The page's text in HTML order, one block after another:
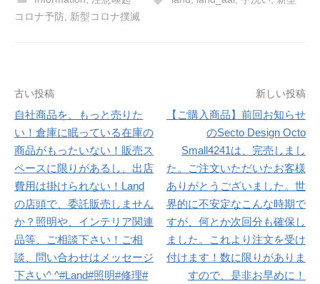
コロナ予防 新型コロナ撲滅
投
稿
ナ
ビ
ゲ
ー
シ
ョ
ン
古い投稿
自社商品を、もっと売りた
い！倉庫に眠っている在庫の
商品がもったいない！販売ス
ペースに限りがあるし、出店
費用は掛けられない！Land
の店頭で、委託販売しません
か？照明や、インテリア関連
品等、ご相談下さい！ご相
談、問い合わせはメッセージ
下さい^ ^#Land#照明#修理#
新しい投稿
【ご購入商品】前回お知らせ
のSecto Design Octo
Small4241は、完売しまし
た。ご注文いただいたお客様
ありがとうございました。世
界的に不安定なこんな時期で
すが、何とか次回分も確保し
ました。これより注文を受け
付けます！数に限りがありま
すので、是非お早めに！